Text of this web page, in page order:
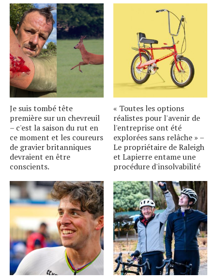
Je suis tombé tête
première sur un chevreuil
– c'est la saison du rut en
ce moment et les coureurs
de gravier britanniques
devraient en être
conscients.
« Toutes les options
réalistes pour l'avenir de
l'entreprise ont été
explorées sans relâche » –
Le propriétaire de Raleigh
et Lapierre entame une
procédure d'insolvabilité